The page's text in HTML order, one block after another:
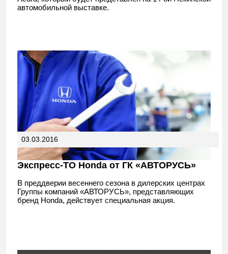
автомобильной выставке.
03.03.2016
Экспресс-ТО Honda от ГК «АВТОРУСЬ»
В преддверии весеннего сезона в дилерских центрах
Группы компаний «АВТОРУСЬ», представляющих
бренд Honda, действует специальная акция.